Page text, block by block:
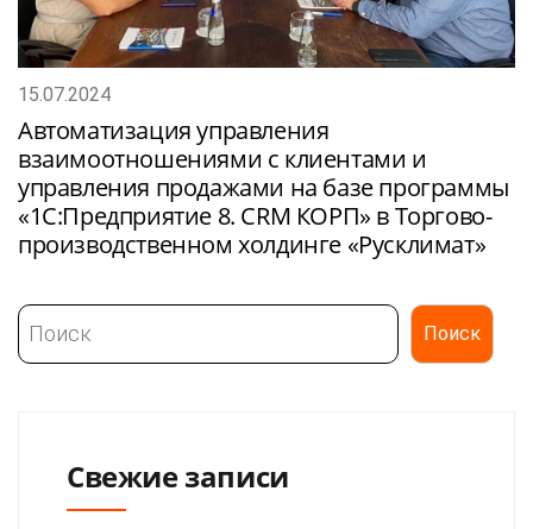
15.07.2024
Автоматизация управления
взаимоотношениями с клиентами и
управления продажами на базе программы
«1С:Предприятие 8. CRM КОРП» в Торгово-
производственном холдинге «Русклимат»
Поиск
Поиск
Свежие записи